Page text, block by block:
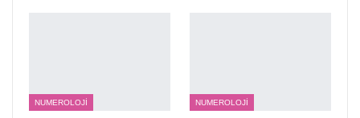
NUMEROLOJI NUMEROLOJI